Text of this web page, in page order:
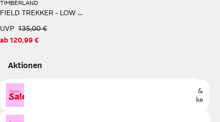
TIMBERLAND
FIELD TREKKER - LOW LACE SNEAKER Sneaker
UVP 135,00 €
ab 120,99 €
Aktionen
Taschen &
Rucksäcke